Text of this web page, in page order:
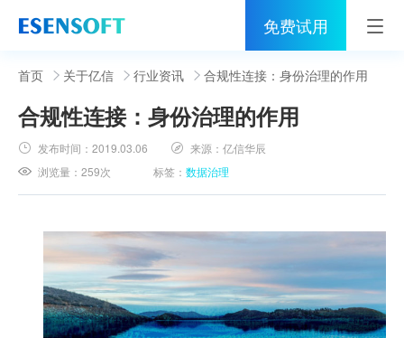
免费试用
首页
睿治
解决方案
伙伴
社区
关于亿信
首页 关于亿信 行业资讯 合规性连接：身份治理的作用
合规性连接：身份治理的作用
发布时间：2019.03.06 来源：亿信华辰
浏览量：259次 标签：数据治理